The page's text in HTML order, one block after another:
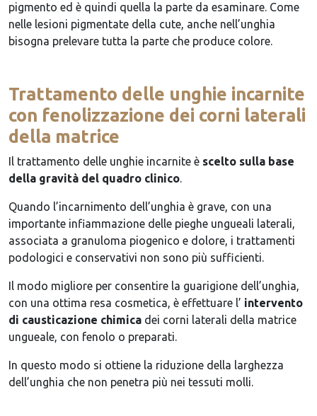
pigmento ed è quindi quella la parte da esaminare. Come
nelle lesioni pigmentate della cute, anche nell’unghia
bisogna prelevare tutta la parte che produce colore.
Trattamento delle unghie incarnite
con fenolizzazione dei corni laterali
della matrice
Il trattamento delle unghie incarnite è scelto sulla base
della gravità del quadro clinico.
Quando l’incarnimento dell’unghia è grave, con una
importante infiammazione delle pieghe ungueali laterali,
associata a granuloma piogenico e dolore, i trattamenti
podologici e conservativi non sono più sufficienti.
Il modo migliore per consentire la guarigione dell’unghia,
con una ottima resa cosmetica, è effettuare l’ intervento
di causticazione chimica dei corni laterali della matrice
ungueale, con fenolo o preparati.
In questo modo si ottiene la riduzione della larghezza
dell’unghia che non penetra più nei tessuti molli.